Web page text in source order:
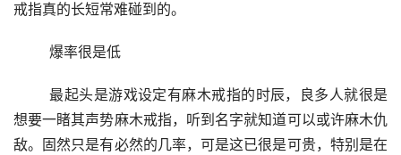
戒指真的长短常难碰到的。
	爆率很是低
	最起头是游戏设定有麻木戒指的时辰，良多人就很是
想要一睹其声势麻木戒指，听到名字就知道可以或许麻木仇
敌。固然只是有必然的几率，可是这已很是可贵，特别是在